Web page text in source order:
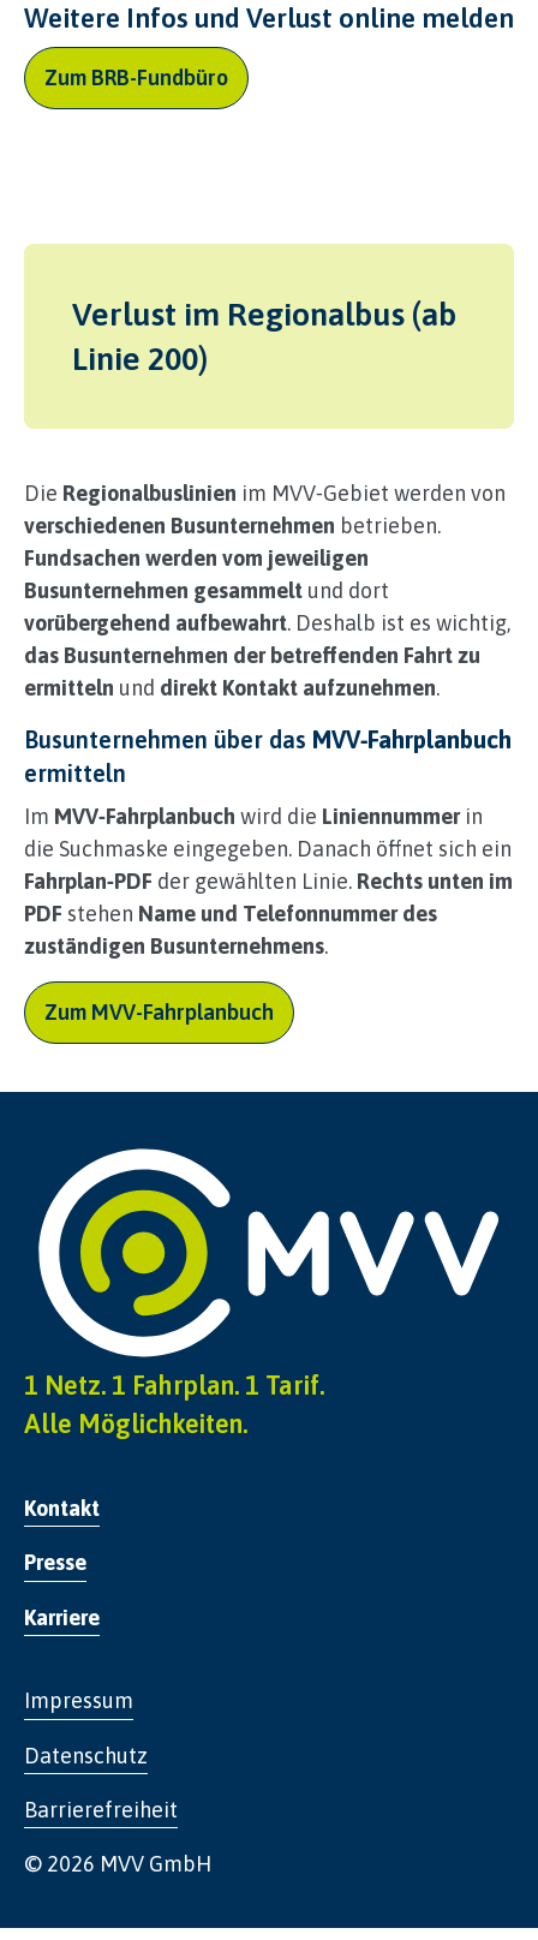
Weitere Infos und Verlust online melden
Zum BRB-Fundbüro
Verlust im Regionalbus (ab
Linie 200)
Die Regionalbuslinien im MVV‑Gebiet werden von
verschiedenen Busunternehmen betrieben.
Fundsachen werden vom jeweiligen
Busunternehmen gesammelt und dort
vorübergehend aufbewahrt. Deshalb ist es wichtig,
das Busunternehmen der betreffenden Fahrt zu
ermitteln und direkt Kontakt aufzunehmen.
Busunternehmen über das MVV‑Fahrplanbuch
ermitteln
Im MVV‑Fahrplanbuch wird die Liniennummerin
die Suchmaske eingegeben. Danach öffnet sich ein
Fahrplan‑PDF der gewählten Linie. Rechts unten im
PDF stehen Name und Telefonnummer des
zuständigen Busunternehmens.
Zum MVV-Fahrplanbuch
1 Netz. 1 Fahrplan. 1 Tarif.
Alle Möglichkeiten.
Kontakt
Presse
Karriere
Impressum
Datenschutz
Barrierefreiheit
© 2026 MVV GmbH